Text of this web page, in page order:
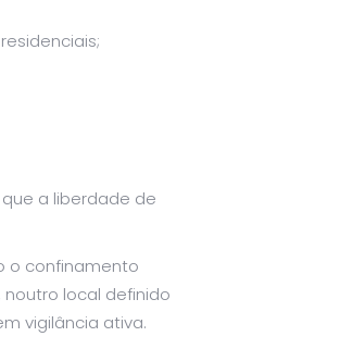
a liberdade de
o confinamento
local definido
vigilância ativa.